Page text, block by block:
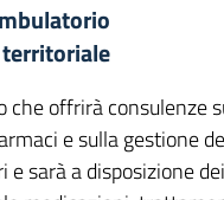
che offrirà consulenze
e sulla gestione
sarà a disposizione dei